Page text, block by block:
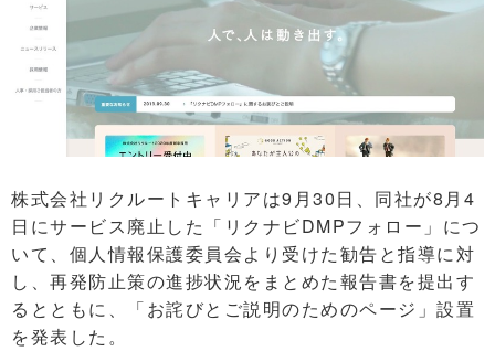
株式会社リクルートキャリアは9月30日、同社が8月4
日にサービス廃止した「リクナビDMPフォロー」につ
いて、個人情報保護委員会より受けた勧告と指導に対
し、再発防止策の進捗状況をまとめた報告書を提出す
るとともに、「お詫びとご説明のためのページ」設置
を発表した。